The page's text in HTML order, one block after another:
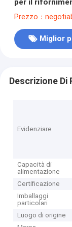
per il
Prezzo：
Miglior
Descrizione Di
Evidenziare
Capacità di
alimentazione
Certificazione
Imballaggi
particolari
Luogo di origine